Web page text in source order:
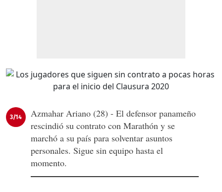
3/14
Azmahar Ariano (28) - El defensor panameño
rescindió su contrato con Marathón y se
marchó a su país para solventar asuntos
personales. Sigue sin equipo hasta el
momento.